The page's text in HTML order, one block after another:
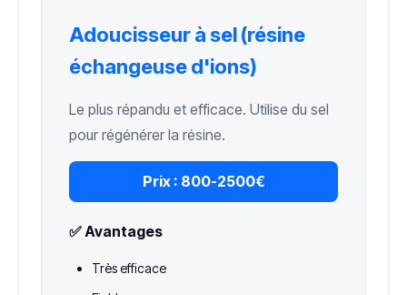
Adoucisseur à sel (résine
échangeuse d'ions)
Le plus répandu et efficace. Utilise du sel
pour régénérer la résine.
Prix : 800-2500€
✅ Avantages
Très efficace